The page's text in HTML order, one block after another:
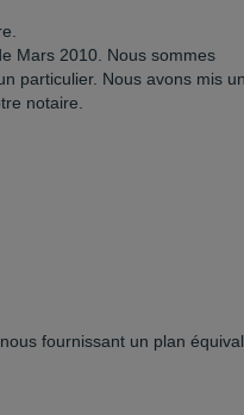
Mars 2010. Nous sommes
particulier. Nous avons mis
notaire.
fournissant un plan